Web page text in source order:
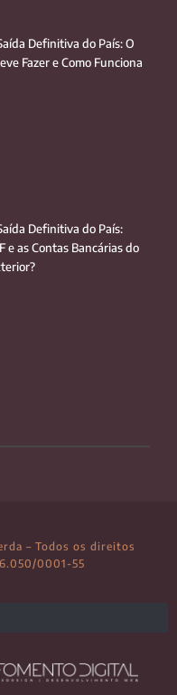
Definitiva do País: O
Fazer e Como Funciona
Definitiva do País:
e as Contas Bancárias do
– Todos os direitos
0001-55